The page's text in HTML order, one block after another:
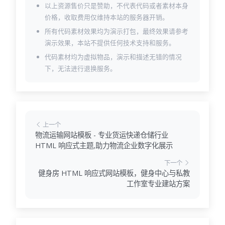
以上资源售价只是赞助，不代表代码或者素材本身
价格，收取费用仅维持本站的服务器开销。
所有代码素材效果均为演示打包，最终效果请参考
演示效果，本站不提供任何技术支持和服务。
代码素材均为虚拟物品，演示和描述无错的情况
下，无法进行退换服务。
上一个
物流运输网站模板 - 专业货运快递仓储行业
HTML 响应式主题,助力物流企业数字化展示
下一个
健身房 HTML 响应式网站模板，健身中心与私教
工作室专业建站方案